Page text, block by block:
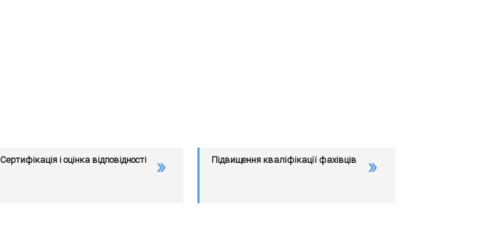
Сертифікація і оцінка відповідності Підвищення кваліфікації фахівців